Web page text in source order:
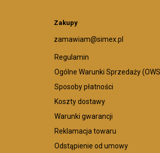
Zakupy
zamawiam@simex.pl
Regulamin
Ogólne Warunki Sprzedaży
Sposoby płatności
Koszty dostawy
Warunki gwarancji
Reklamacja towaru
Odstąpienie od umowy